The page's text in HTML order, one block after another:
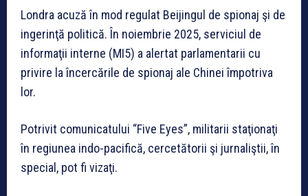
Londra acuză în mod regulat Beijingul de spionaj şi de
ingerinţă politică. În noiembrie 2025, serviciul de
informaţii interne (MI5) a alertat parlamentarii cu
privire la încercările de spionaj ale Chinei împotriva
lor.
Potrivit comunicatului “Five Eyes”, militarii staţionaţi
în regiunea indo-pacifică, cercetătorii şi jurnaliştii, în
special, pot fi vizaţi.